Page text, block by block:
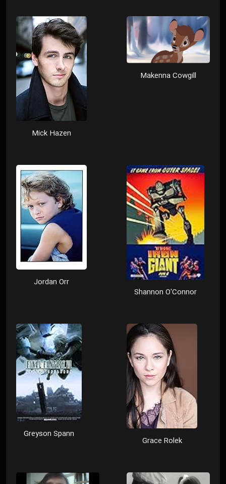
Makenna Cowgill
Mick Hazen
Shannon O'Connor
Jordan Orr
Grace Rolek
Greyson Spann